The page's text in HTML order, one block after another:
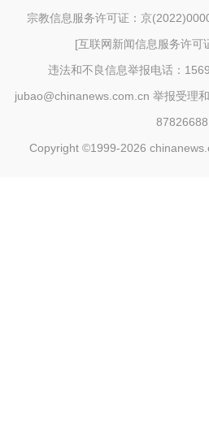
宗教信息服务许可证：京
[互联网新闻信息服务许可
违法和不良信息举报电话：
jubao@chinanews.com.cn 举报受理
87826688
Copyright ©1999-2026